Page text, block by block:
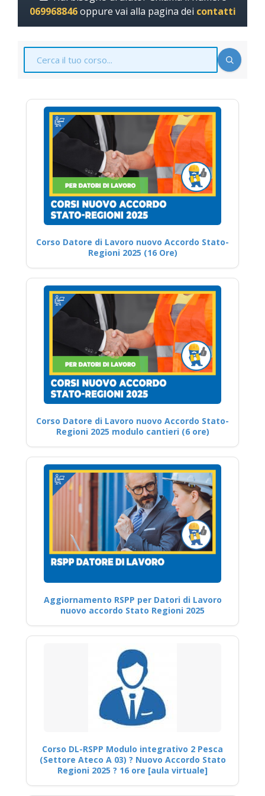
069968846oppure vai alla pagina dei contatti
Corso Datore di Lavoro nuovo Accordo Stato-
Regioni 2025 (16 Ore)
Corso Datore di Lavoro nuovo Accordo Stato-
Regioni 2025 modulo cantieri (6 ore)
Aggiornamento RSPP per Datori di Lavoro
nuovo accordo Stato Regioni 2025
Corso DL-RSPP Modulo integrativo 2 Pesca
(Settore Ateco A 03) ? Nuovo Accordo Stato
Regioni 2025 ? 16 ore [aula virtuale]